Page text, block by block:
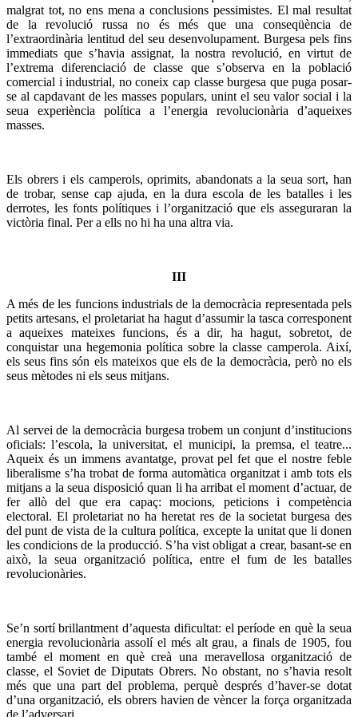
malgrat tot, no ens mena a conclusions pessimistes. El mal resultat
de la revolució russa no és més que una conseqüència de
l’extraordinària lentitud del seu desenvolupament. Burgesa pels fins
immediats que s’havia assignat, la nostra revolució, en virtut de
l’extrema diferenciació de classe que s’observa en la població
comercial i industrial, no coneix cap classe burgesa que puga posar-
se al capdavant de les masses populars, unint el seu valor social i la
seua experiència política a l’energia revolucionària d’aqueixes
masses.
Els obrers i els camperols, oprimits, abandonats a la seua sort, han
de trobar, sense cap ajuda, en la dura escola de les batalles i les
derrotes, les fonts polítiques i l’organització que els asseguraran la
victòria final. Per a ells no hi ha una altra via.
III
A més de les funcions industrials de la democràcia representada pels
petits artesans, el proletariat ha hagut d’assumir la tasca corresponent
a aqueixes mateixes funcions, és a dir, ha hagut, sobretot, de
conquistar una hegemonia política sobre la classe camperola. Així,
els seus fins són els mateixos que els de la democràcia, però no els
seus mètodes ni els seus mitjans.
Al servei de la democràcia burgesa trobem un conjunt d’institucions
oficials: l’escola, la universitat, el municipi, la premsa, el teatre...
Aqueix és un immens avantatge, provat pel fet que el nostre feble
liberalisme s’ha trobat de forma automàtica organitzat i amb tots els
mitjans a la seua disposició quan li ha arribat el moment d’actuar, de
fer allò del que era capaç: mocions, peticions i competència
electoral. El proletariat no ha heretat res de la societat burgesa des
del punt de vista de la cultura política, excepte la unitat que li donen
les condicions de la producció. S’ha vist obligat a crear, basant-se en
això, la seua organització política, entre el fum de les batalles
revolucionàries.
Se’n sortí brillantment d’aquesta dificultat: el període en què la seua
energia revolucionària assolí el més alt grau, a finals de 1905, fou
també el moment en què creà una meravellosa organització de
classe, el Soviet de Diputats Obrers. No obstant, no s’havia resolt
més que una part del problema, perquè després d’haver-se dotat
d’una organització, els obrers havien de vèncer la força organitzada
de l’adversari.